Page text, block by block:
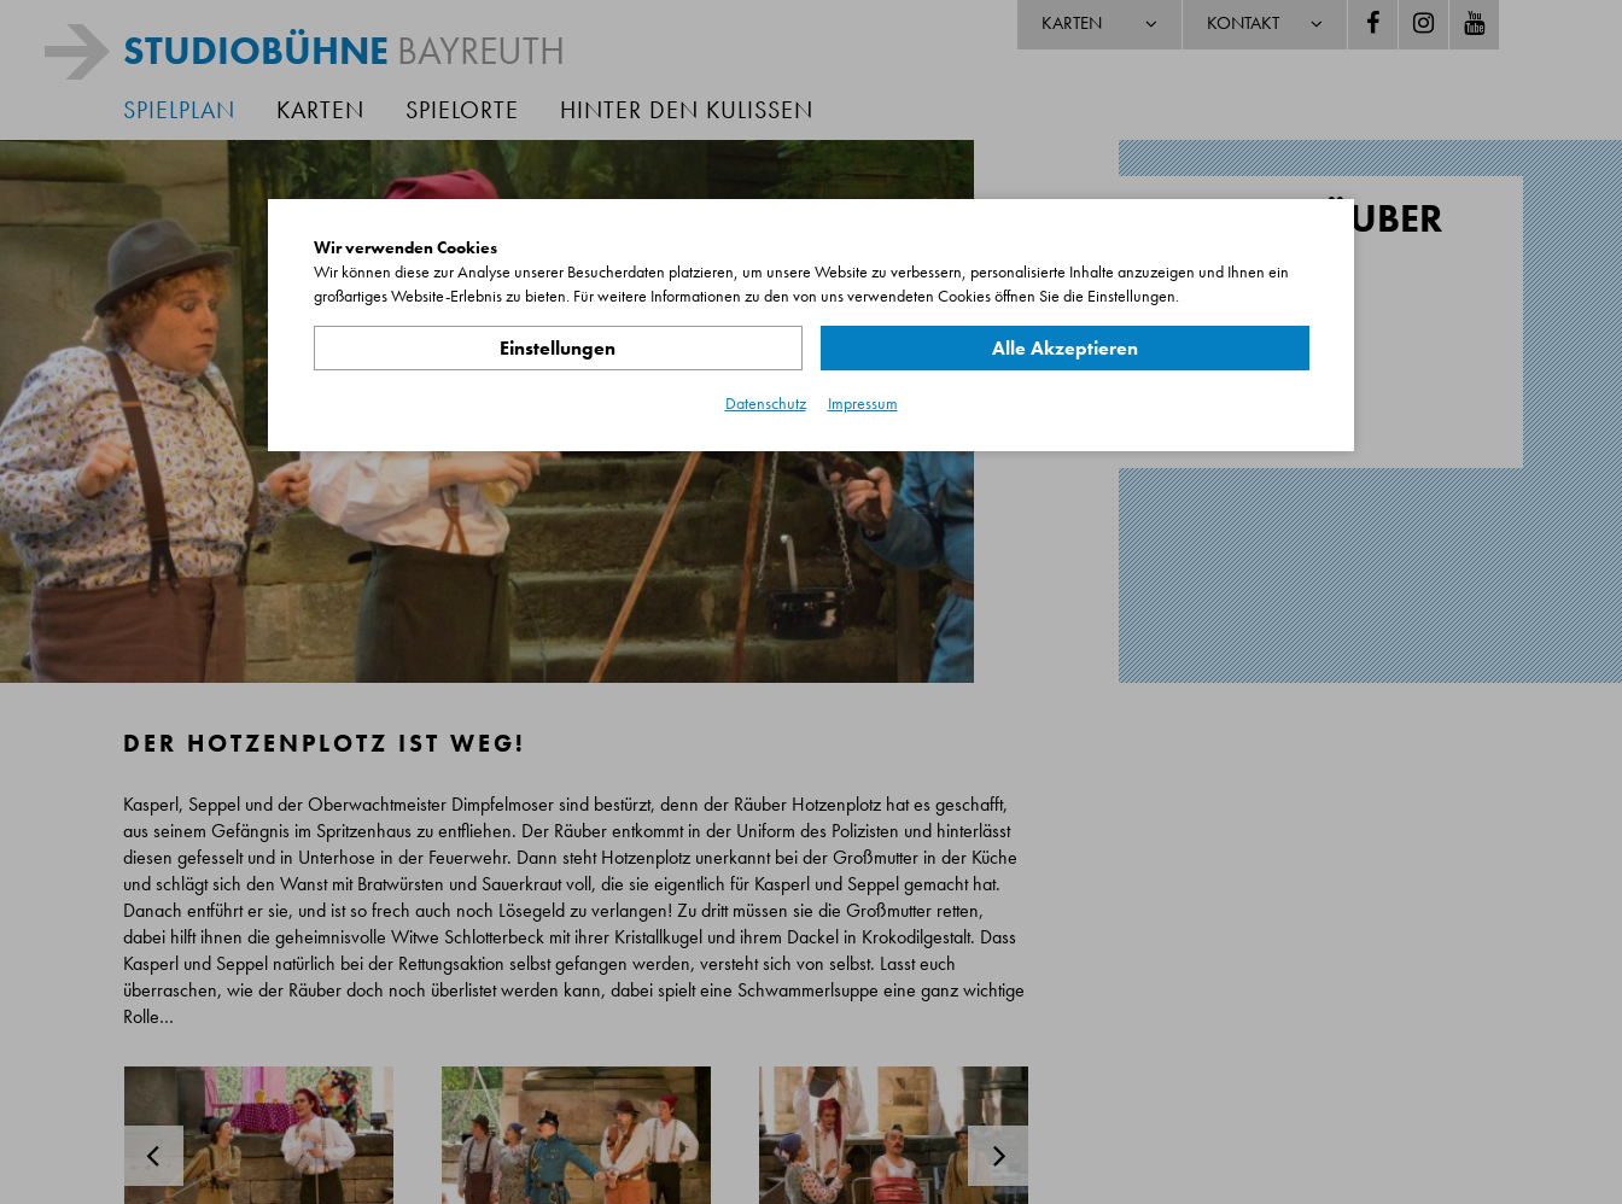
KARTEN KONTAKT
STUDIOBÜHNE BAYREUTH
SPIELPLAN KARTEN SPIELORTE HINTER DEN KULISSEN
NEUES VOM RÄUBER
HOTZENPLOTZ
von Otfried Preussler
75 Minuten. Keine Pause
DER HOTZENPLOTZ IST WEG!
Kasperl, Seppel und der Oberwachtmeister Dimpfelmoser sind bestürzt, denn der Räuber Hotzenplotz hat es geschafft,
aus seinem Gefängnis im Spritzenhaus zu entfliehen. Der Räuber entkommt in der Uniform des Polizisten und hinterlässt
diesen gefesselt und in Unterhose in der Feuerwehr. Dann steht Hotzenplotz unerkannt bei der Großmutter in der Küche
und schlägt sich den Wanst mit Bratwürsten und Sauerkraut voll, die sie eigentlich für Kasperl und Seppel gemacht hat.
Danach entführt er sie, und ist so frech auch noch Lösegeld zu verlangen! Zu dritt müssen sie die Großmutter retten,
dabei hilft ihnen die geheimnisvolle Witwe Schlotterbeck mit ihrer Kristallkugel und ihrem Dackel in Krokodilgestalt. Dass
Kasperl und Seppel natürlich bei der Rettungsaktion selbst gefangen werden, versteht sich von selbst. Lasst euch
überraschen, wie der Räuber doch noch überlistet werden kann, dabei spielt eine Schwammerlsuppe eine ganz wichtige
Rolle…
Wir verwenden Cookies
Wir können diese zur Analyse unserer Besucherdaten platzieren, um unsere Website zu verbessern, personalisierte Inhalte anzuzeigen und Ihnen ein
großartiges Website-Erlebnis zu bieten. Für weitere Informationen zu den von uns verwendeten Cookies öffnen Sie die Einstellungen.
Einstellungen Alle Akzeptieren
Datenschutz Impressum